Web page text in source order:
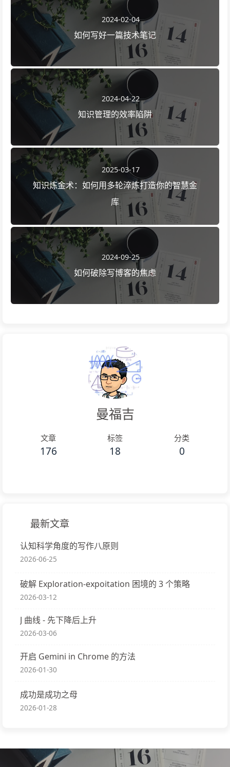
2024-02-04
如何写好一篇技术笔记
2024-04-22
知识管理的效率陷阱
2025-03-17
知识炼金术：如何用多轮淬炼打造你的智慧金
库
2024-09-25
如何破除写博客的焦虑
曼福吉
文章
176
标签
18
分类
0
最新文章
认知科学角度的写作八原则
2026-06-25
破解 Exploration-expoitation 困境的 3 个策略
2026-03-12
J 曲线 - 先下降后上升
2026-03-06
开启 Gemini in Chrome 的方法
2026-01-30
成功是成功之母
2026-01-28